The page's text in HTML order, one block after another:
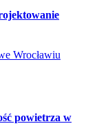
Wrocławiu
powietrza w